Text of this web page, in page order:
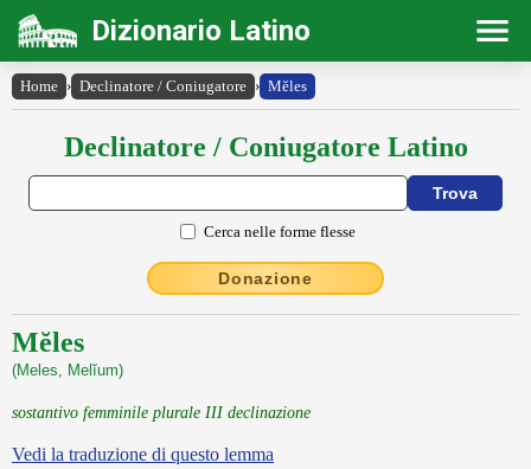
Dizionario Latino
Home › Declinatore / Coniugatore › Mĕles
Declinatore / Coniugatore Latino
Cerca nelle forme flesse
Donazione
Mĕles
(Meles, Melĭum)
sostantivo femminile plurale III declinazione
Vedi la traduzione di questo lemma